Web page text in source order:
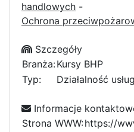
handlowych -
Ochrona
Szczegóły
Branża:Kursy BHP
Typ:
Działalność
Informacje
Strona WWW:https://